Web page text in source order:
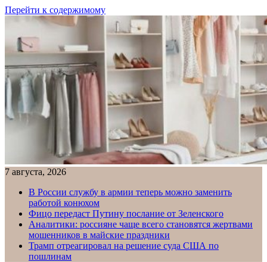
Перейти к содержимому
7 августа, 2026
В России службу в армии теперь можно заменить
работой конюхом
Фицо передаст Путину послание от Зеленского
Аналитики: россияне чаще всего становятся жертвами
мошенников в майские праздники
Трамп отреагировал на решение суда США по
пошлинам